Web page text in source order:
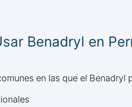
Benadryl en
en las que el